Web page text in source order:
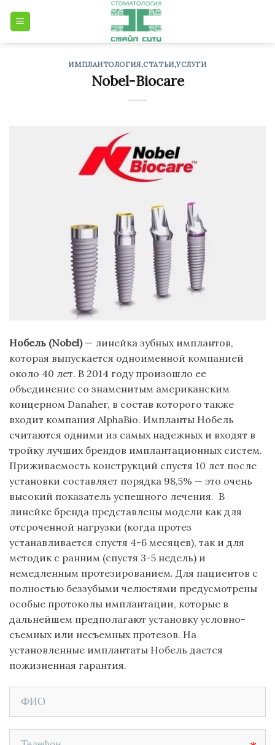
ИМПЛАНТОЛОГИЯ,СТАТЬИ,УСЛУГИ
Nobel-Biocare
Нобель (Nobel)— линейка зубных имплантов,
которая выпускается одноименной компанией
около 40 лет. В 2014 году произошло ее
объединение со знаменитым американским
концерном Danaher, в состав которого также
входит компания AlphaBio. Импланты Нобель
считаются одними из самых надежных и входят в
тройку лучших брендов имплантационных систем.
Приживаемость конструкций спустя 10 лет после
установки составляет порядка 98,5% — это очень
высокий показатель успешного лечения. В
линейке бренда представлены модели как для
отсроченной нагрузки (когда протез
устанавливается спустя 4-6 месяцев), так и для
методик с ранним (спустя 3-5 недель) и
немедленным протезированием. Для пациентов с
полностью беззубыми челюстями предусмотрены
особые протоколы имплантации, которые в
дальнейшем предполагают установку условно-
съемных или несъемных протезов. На
установленные имплантаты Нобель дается
пожизненная гарантия.